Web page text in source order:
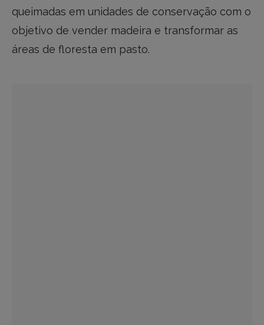
queimadas em unidades de conservação com o
objetivo de vender madeira e transformar as
áreas de floresta em pasto.